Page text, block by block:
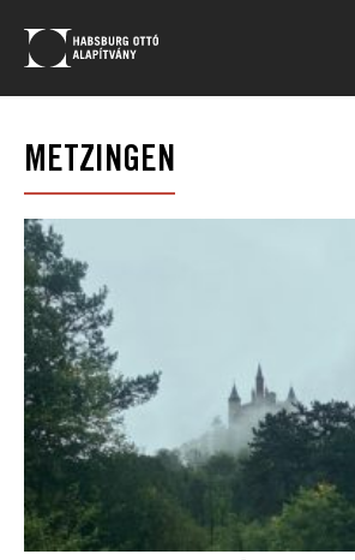
METZINGEN